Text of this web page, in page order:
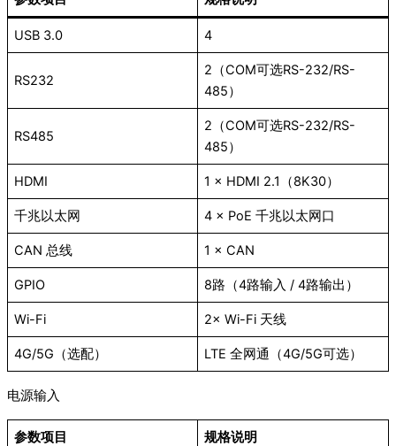
USB 3.0 4
RS232
2（COM可选RS-232/RS-
485）
RS485
2（COM可选RS-232/RS-
485）
HDMI 1 × HDMI 2.1（8K30）
千兆以太网 4 × PoE 千兆以太网口
CAN 总线 1 × CAN
GPIO 8路（4路输入 / 4路输出）
Wi-Fi 2× Wi-Fi 天线
4G/5G（选配） LTE 全网通（4G/5G可选）
电源输入
参数项目 规格说明